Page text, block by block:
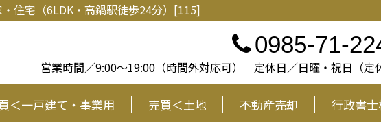
住宅（6LDK・高鍋駅徒歩24分）[115]
0985-71-
営業時間／9:00～19:00（時間外対応可） 定休日／日曜・祝日（定
＜一戸建て・事業用 売買＜土地 不動産売却 行政書